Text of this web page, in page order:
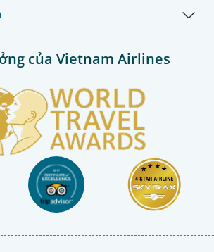
của Vietnam Airlines